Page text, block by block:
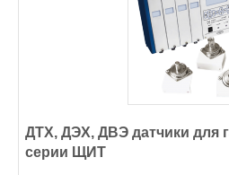
ДТХ, ДЭХ, ДВЭ датчики для
серии ЩИТ